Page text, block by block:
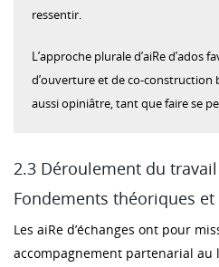
ressentir.
L’approche plurale d’aiRe d’ados
d’ouverture et de co-construction
aussi opiniâtre, tant que faire se
2.3 Déroulement du travail
Fondements théoriques
Les aiRe d’échanges ont pour
accompagnement partenarial au